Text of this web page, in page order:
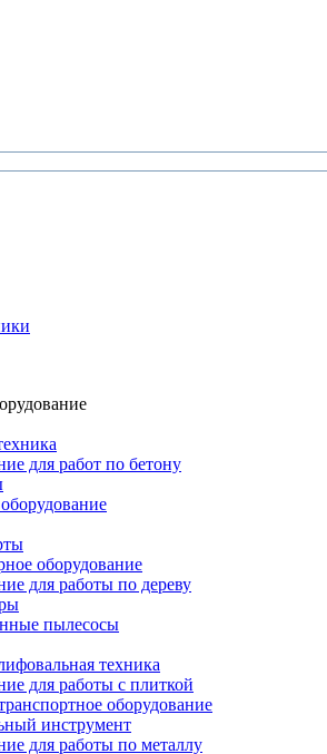
для работ по бетону
оборудование
для работы по дереву
пылесосы
техника
для работы с плиткой
оборудование
инструмент
для работы по металлу